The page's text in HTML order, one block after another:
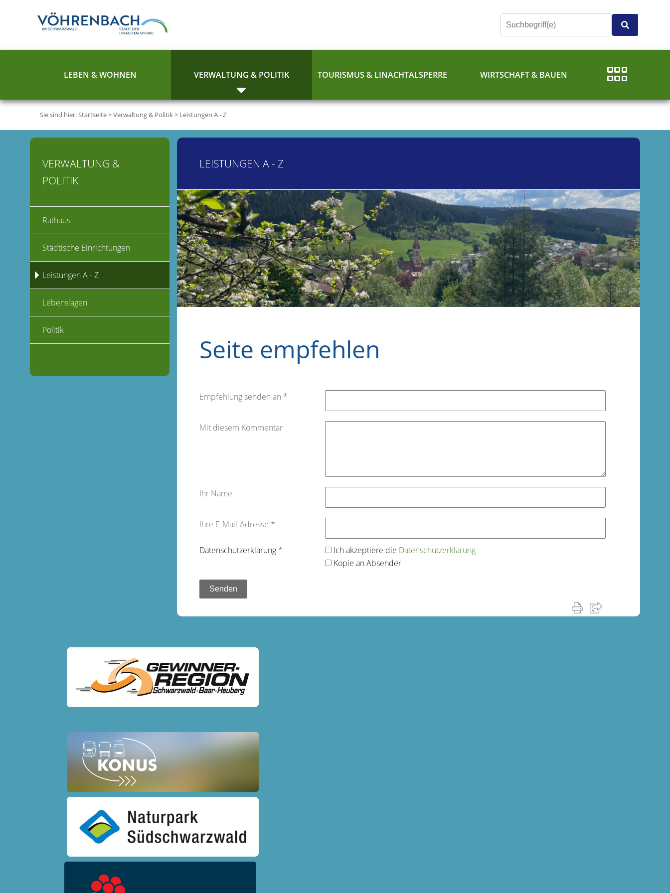
LEBEN & WOHNEN VERWALTUNG & POLITIK TOURISMUS & LINACHTALSPERRE WIRTSCHAFT & BAUEN
Sie sind hier:Startseite>Verwaltung & Politik> Leistungen A - Z
LEISTUNGEN A - Z
Seite empfehlen
Empfehlung senden an *
Mit diesem Kommentar
Ihr Name
Ihre E-Mail-Adresse *
Datenschutz­erklärung * Ich akzeptiere die Datenschutz­erklärung
Kopie an Absender
VERWALTUNG &
POLITIK
Rathaus
Städtische Einrichtungen
Leistungen A - Z
Lebenslagen
Politik